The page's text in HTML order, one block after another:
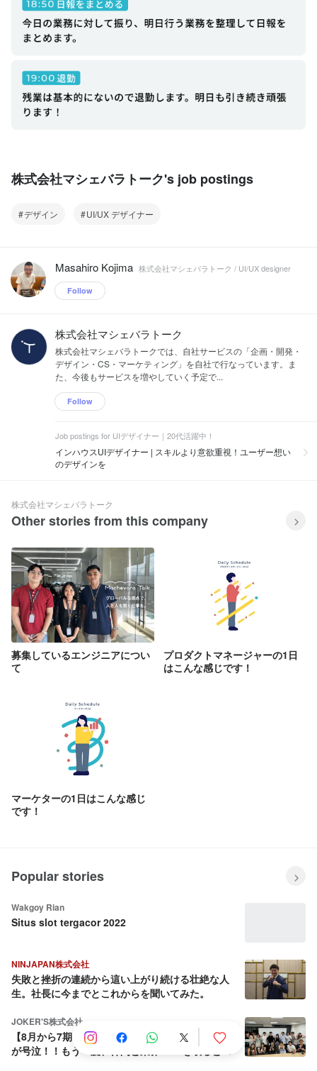
株式会社マシェバラトーク's job postings
デザイン UI/UX デザイナー
Masahiro Kojima 株式会社マシェバラトーク / UI/UX designer
Follow
株式会社マシェバラトーク
株式会社マシェバラトークでは、自社サービスの「企画・開発・
デザイン・CS・マーケティング」を自社で行なっています。ま
た、今後もサービスを増やしていく予定で...
Follow
Job postings for UIデザイナー｜20代活躍中！
インハウスUIデザイナー | スキルより意欲重視！ユーザー想い
のデザインを
株式会社マシェバラトーク
Other stories from this company
募集しているエンジニアについ
て
プロダクトマネージャーの1日
はこんな感じです！
マーケターの1日はこんな感じ
です！
Popular stories
Wakgoy Rian
Situs slot tergacor 2022
NINJAPAN株式会社
失敗と挫折の連続から這い上がり続ける壮絶な人
生。社長に今までとこれからを聞いてみた。
JOKER'S株式会社
【8月から7期目へ】会社を売却しようとした社長
が号泣！！もう一度、仲間と業界No.1を取ると決